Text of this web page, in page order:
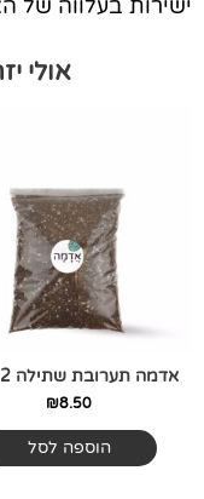
ישירות בעלווה של
אולי
אדמה תערובת שתילה 2 ליטר
₪8.50
הוספה לסל